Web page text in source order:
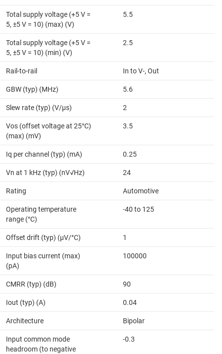
Total supply voltage (+5 V =
5, ±5 V = 10) (max) (V)
5.5
Total supply voltage (+5 V =
5, ±5 V = 10) (min) (V)
2.5
Rail-to-rail In to V-, Out
GBW (typ) (MHz) 5.6
Slew rate (typ) (V/µs) 2
Vos (offset voltage at 25°C)
(max) (mV)
3.5
Iq per channel (typ) (mA) 0.25
Vn at 1 kHz (typ) (nV√Hz) 24
Rating Automotive
Operating temperature
range (°C)
-40 to 125
Offset drift (typ) (µV/°C) 1
Input bias current (max)
(pA)
100000
CMRR (typ) (dB) 90
Iout (typ) (A) 0.04
Architecture Bipolar
Input common mode
headroom (to negative
-0.3